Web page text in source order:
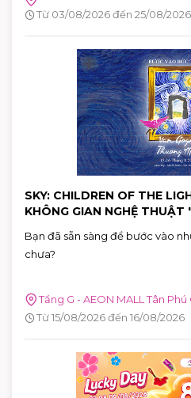
sống. Hãy đến tham gia và cùng
Từ 03/08/2026 đến 25/08/2026
SKY: CHILDREN OF THE
KHÔNG GIAN NGHỆ THUẬT
Bạn đã sẵn sàng để bước vào
chưa?
Tầng G - AEON MALL Tân
Từ 15/08/2026 đến 16/08/2026